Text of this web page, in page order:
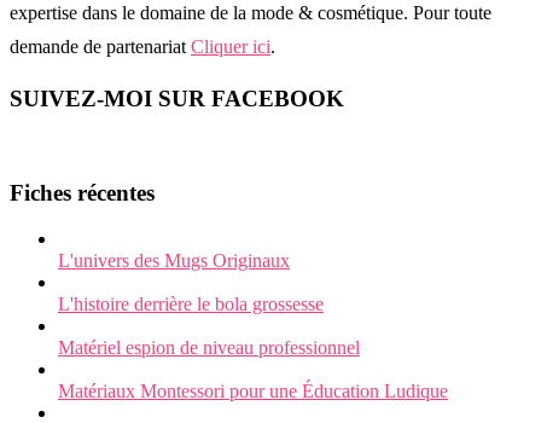
expertise dans le domaine de la mode & cosmétique. Pour toute
demande de partenariat Cliquer ici.
SUIVEZ-MOI SUR FACEBOOK
Fiches récentes
L'univers des Mugs Originaux
L'histoire derrière le bola grossesse
Matériel espion de niveau professionnel
Matériaux Montessori pour une Éducation Ludique